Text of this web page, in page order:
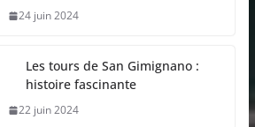
24 juin 2024
Les tours de San Gimignano :
histoire fascinante
22 juin 2024